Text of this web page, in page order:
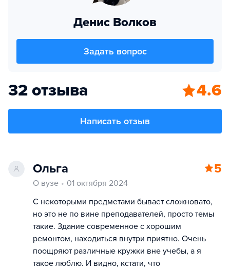
Денис Волков
Задать вопрос
32 отзыва 4.6
Написать отзыв
Ольга 5
О вузе
01 октября 2024
С некоторыми предметами бывает сложновато,
но это не по вине преподавателей, просто темы
такие. Здание современное с хорошим
ремонтом, находиться внутри приятно. Очень
поощряют различные кружки вне учебы, а я
такое люблю. И видно, кстати, что